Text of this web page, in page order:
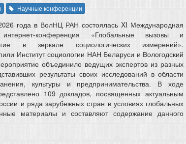
Научные конференции
года в ВолНЦ РАН состоялась XI Международная
интернет-конференция «Глобальные вызовы и
в зеркале социологических измерений».
Институт социологии НАН Беларуси и Вологодский
объединило ведущих экспертов из разных
результаты своих исследований в области
культуры и предпринимательства. В ходе
109 докладов, посвященных актуальным
и ряда зарубежных стран в условиях глобальных
материалы и составляют содержание данного